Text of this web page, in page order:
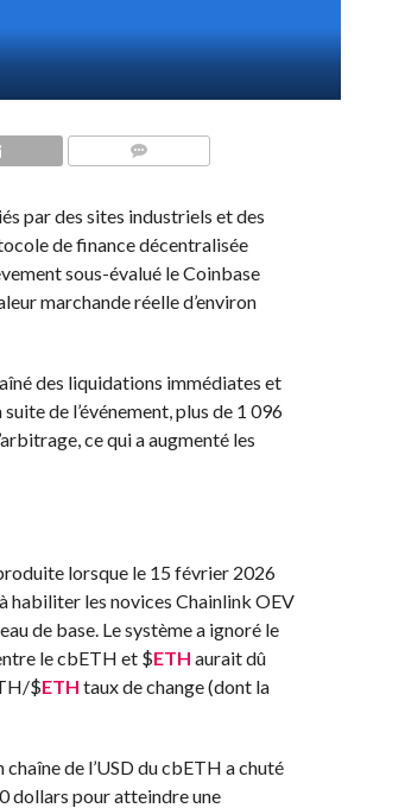
par des sites industriels et des
de finance décentralisée
sous-évalué le Coinbase
marchande réelle d’environ
des liquidations immédiates et
de l’événement, plus de 1 096
ce qui a augmenté les
lorsque le 15 février 2026
habiliter les novices Chainlink OEV
de base. Le système a ignoré le
le cbETH et $ETH aurait dû
$ETH taux de change (dont la
de l’USD du cbETH a chuté
dollars pour atteindre une